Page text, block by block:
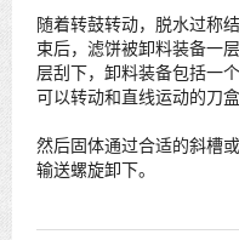
随着转鼓转动，脱水过称结
束后，滤饼被卸料装备一层
层刮下，卸料装备包括一个
可以转动和直线运动的刀盒
然后固体通过合适的斜槽或
输送螺旋卸下。